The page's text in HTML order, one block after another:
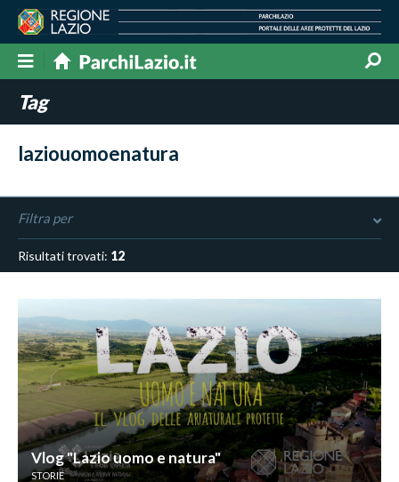
Tag
laziouomoenatura
Filtra per
Risultati trovati: 12
Vlog "Lazio uomo e natura"
STORIE